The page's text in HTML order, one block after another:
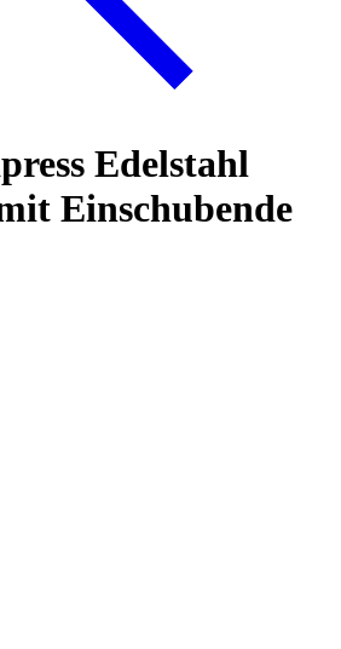
Edelstahl
Einschubende